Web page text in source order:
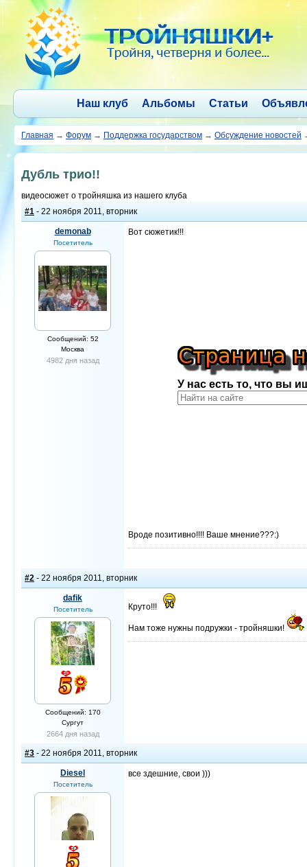
Наш клуб Альбомы Статьи
Главная → Форум → Поддержка государством → Обсуждение новостей
Дубль трио!!
видеосюжет о тройняшка из нашего клуба
#1 - 22 ноября 2011, вторник
demonab
Посетитель
Сообщений: 52
Москва
4982 дня назад
Вот сюжетик!!!
Вроде позитивно!!!! Ваше мнение???:)
#2 - 22 ноября 2011, вторник
dafik
Посетитель
Сообщений: 170
Сургут
2664 дня назад
Круто!!!
Нам тоже нужны подружки - тройняшки!
#3 - 22 ноября 2011, вторник
Diesel
Посетитель
все здешние, свои )))